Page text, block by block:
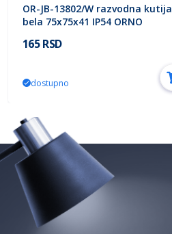
OR-JB-13802/W razvodna kutija
bela 75x75x41 IP54 ORNO
165 RSD
dostupno